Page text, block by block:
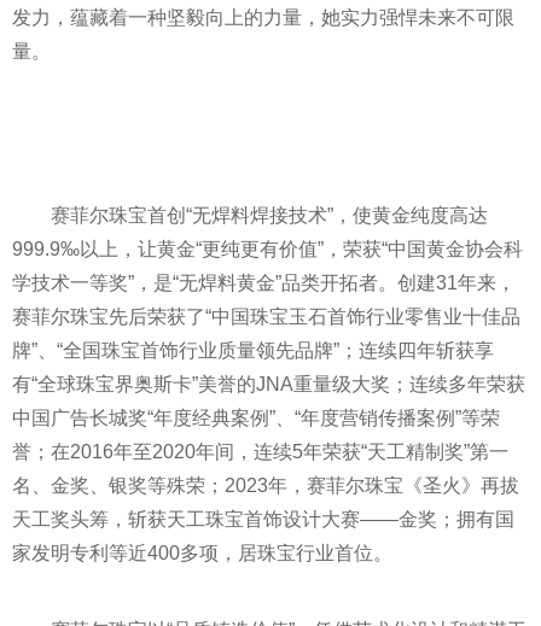
发力，蕴藏着一种坚毅向上的力量，她实力强悍未来不可限
量。
赛菲尔珠宝首创“无焊料焊接技术”，使黄金纯度高达
999.9‰以上，让黄金“更纯更有价值”，荣获“中国黄金协会科
学技术一等奖”，是“无焊料黄金”品类开拓者。创建31年来，
赛菲尔珠宝先后荣获了“中国珠宝玉石首饰行业零售业十佳品
牌”、“全国珠宝首饰行业质量领先品牌”；连续四年斩获享
有“全球珠宝界奥斯卡”美誉的JNA重量级大奖；连续多年荣获
中国广告长城奖“年度经典案例”、“年度营销传播案例”等荣
誉；在2016年至2020年间，连续5年荣获“天工精制奖”第一
名、金奖、银奖等殊荣；2023年，赛菲尔珠宝《圣火》再拔
天工奖头筹，斩获天工珠宝首饰设计大赛——金奖；拥有国
家发明专利等近400多项，居珠宝行业首位。